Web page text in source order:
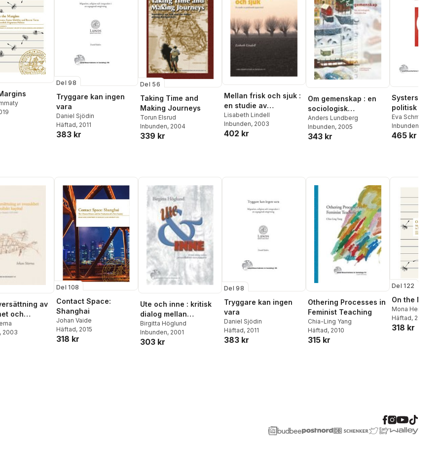
Del 98
Tryggare kan ingen
vara
Daniel Sjödin
Häftad, 2011
383 kr
Del 56
Taking Time and
Making Journeys
Torun Elsrud
Inbunden, 2004
339 kr
Mellan frisk och sjuk :
en studie av
psykiatrisk öppenvård
Lisabeth Lindell
Inbunden, 2003
402 kr
Om gemenskap : en
sociologisk
betraktelse
Anders Lundberg
Inbunden, 2005
343 kr
Systerskap
politisk
kvinnors
i Sverige
Eva Schmitz
Inbunden
465 kr
av
och
kapital : det
i
1998
, 2003
Del 108
Contact Space:
Shanghai
Johan Vaide
Häftad, 2015
318 kr
Ute och inne : kritisk
dialog mellan
personalkollektiv inom
psykiatrin
Birgitta Höglund
Inbunden, 2001
303 kr
Del 98
Tryggare kan ingen
vara
Daniel Sjödin
Häftad, 2011
383 kr
Othering Processes in
Feminist Teaching
Chia-Ling Yang
Häftad, 2010
315 kr
Del 122
On the
Mona Hemmaty
Häftad, 2019
318 kr